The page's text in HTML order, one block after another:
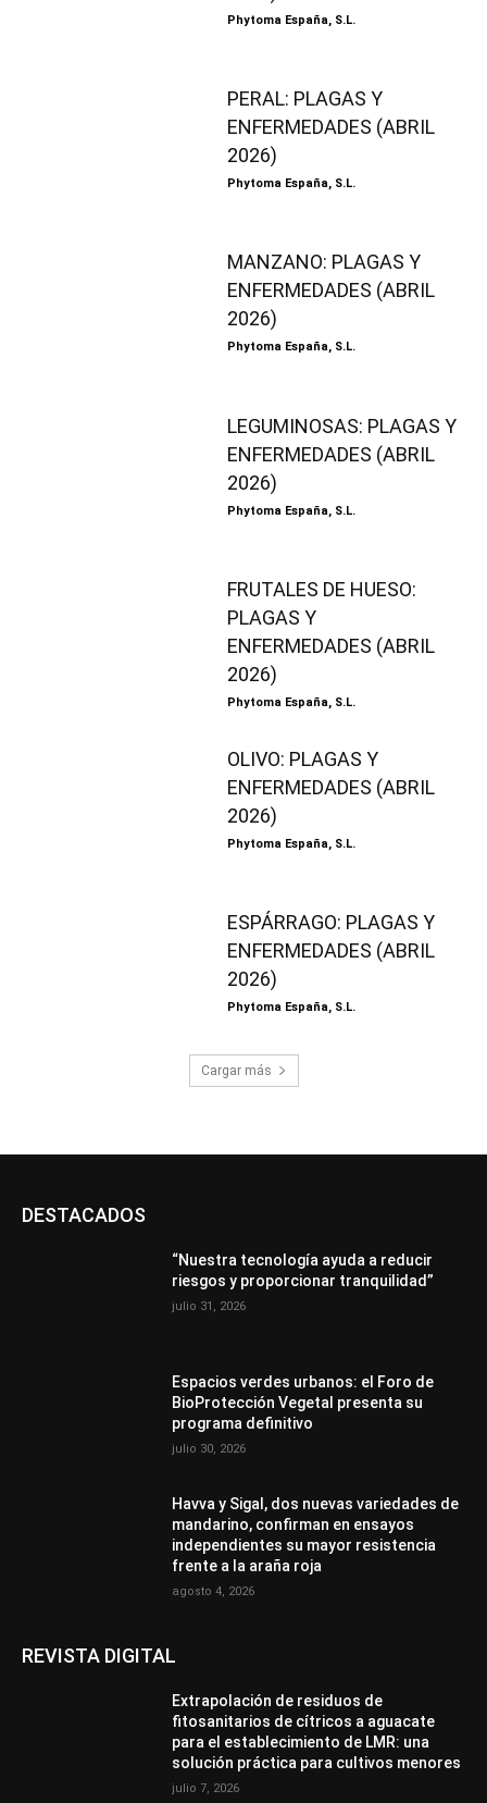
Phytoma España, S.L.
PERAL: PLAGAS Y
ENFERMEDADES (ABRIL
2026)
Phytoma España, S.L.
MANZANO: PLAGAS Y
ENFERMEDADES (ABRIL
2026)
Phytoma España, S.L.
LEGUMINOSAS: PLAGAS Y
ENFERMEDADES (ABRIL
2026)
Phytoma España, S.L.
FRUTALES DE HUESO:
PLAGAS Y
ENFERMEDADES (ABRIL
2026)
Phytoma España, S.L.
OLIVO: PLAGAS Y
ENFERMEDADES (ABRIL
2026)
Phytoma España, S.L.
ESPÁRRAGO: PLAGAS Y
ENFERMEDADES (ABRIL
2026)
Phytoma España, S.L.
Cargar más
DESTACADOS
“Nuestra tecnología ayuda a reducir
riesgos y proporcionar tranquilidad”
julio 31, 2026
Espacios verdes urbanos: el Foro de
BioProtección Vegetal presenta su
programa definitivo
julio 30, 2026
Havva y Sigal, dos nuevas variedades de
mandarino, confirman en ensayos
independientes su mayor resistencia
frente a la araña roja
agosto 4, 2026
REVISTA DIGITAL
Extrapolación de residuos de
fitosanitarios de cítricos a aguacate
para el establecimiento de LMR: una
solución práctica para cultivos menores
julio 7, 2026